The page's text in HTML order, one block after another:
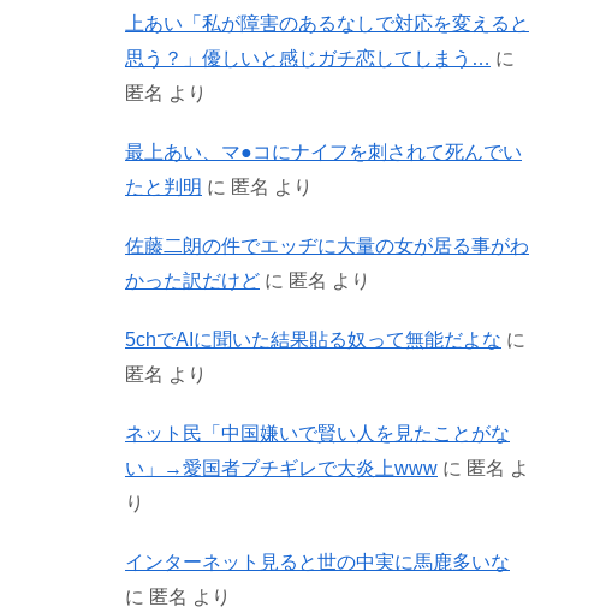
上あい「私が障害のあるなしで対応を変えると
思う？」優しいと感じガチ恋してしまう…
に
匿名 より
最上あい、マ●コにナイフを刺されて死んでい
たと判明 に 匿名 より
佐藤二朗の件でエッヂに大量の女が居る事がわ
かった訳だけど に 匿名 より
5chでAIに聞いた結果貼る奴って無能だよな に
匿名 より
ネット民「中国嫌いで賢い人を見たことがな
い」→愛国者ブチギレで大炎上www に 匿名 よ
り
インターネット見ると世の中実に馬鹿多いな
に 匿名 より